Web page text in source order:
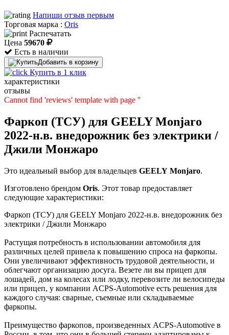
Напиши отзыв первым
Торговая марка : Oris
Распечатать
Цена 59670
Есть в наличии
Добавить в корзину
Купить в 1 клик
характеристики
отзывы
Cannot find 'reviews' template with page ''
Фаркоп (ТСУ) для GEELY Monjaro
2022-н.в. внедорожник без электрики /
Джили Монжаро
Это идеальный выбор для владельцев GEELY Monjaro.
Изготовлено брендом Oris. Этот товар предоставляет
следующие характеристики:
Фаркоп (ТСУ) для GEELY Monjaro 2022-н.в. внедорожник без
электрики / Джили Монжаро
Растущая потребность в использовании автомобиля для
различных целей привела к повышению спроса на фаркопы.
Они увеличивают эффективность трудовой деятельности, и
облегчают организацию досуга. Везете ли вы прицеп для
лошадей, дом на колесах или лодку, перевозите ли велосипеды
или прицеп, у компании ACPS-Automotive есть решения для
каждого случая: сварные, съемные или складываемые
фаркопы.
Преимущество фаркопов, произведенных ACPS-Automotive в